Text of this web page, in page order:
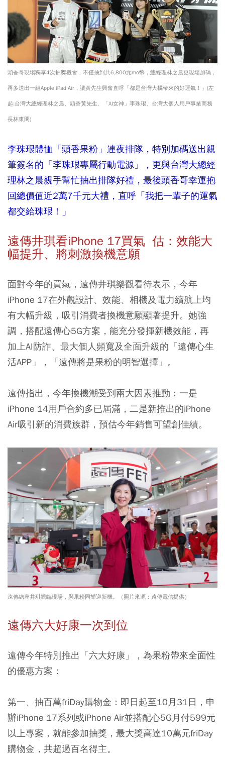
頭香哥現場獨享4次抽獎機會，不僅抽到共6,800元mo幣，總經理林之晨更現場加碼，
再多送出一組Apple iPad Air，讓黃先生興奮直呼「都是台灣大橘帶來的好運氣！」(左
起:台灣大總經理林之晨、頭香黃先生、「AI女神」李珠珢、台灣大個人用戶事業商務
長林東閔)
李珠珢體恤「頭香果粉」連夜排隊，特別加碼送出親
筆簽名的「李珠珢專屬行動電源」，更與台灣大總經
理林之晨親手幫忙抽出排隊好禮，最後頭香哥幸運抱
回總價值近2萬7千元大禮，直呼「我把一輩子的運氣
都交給珠珢！」
遠傳井琪看iPhone 17買氣 估：效能大
幅提升、將刺激換機意願
面對今年的買氣，遠傳井琪樂觀看待表示，今年
iPhone 17在外觀設計、效能、相機及電力續航上均
有大幅升級，吸引消費者換機意願顯著提升。她強
調，搭配遠傳心5G方案，能充分發揮新機效能，再
加上AI防詐、最大個人頻寬及全面升級的「遠傳心生
活APP」，「遠傳將是果粉的明智選擇」。
遠傳指出，今年換機潮受到兩大因素推動：一是
iPhone 14用戶合約多已屆滿，二是新推出的iPhone
Air吸引新的消費族群，預估今年銷售可望創佳績。
遠傳總座井琪親臨現場，與果粉同樂迎新機。（照片來源：遠傳電信提供）
遠傳六大好康一次到位
遠傳今年特別推出「六大好康」，為果粉帶來全面性
的優惠方案：
第一、抽百萬friDay購物金：即日起至10月31日，申
辦iPhone 17系列或iPhone Air並搭配心5G月付599元
以上專案，就能參加抽獎，最大獎高達10萬元friDay
購物金，共超過百名得主。